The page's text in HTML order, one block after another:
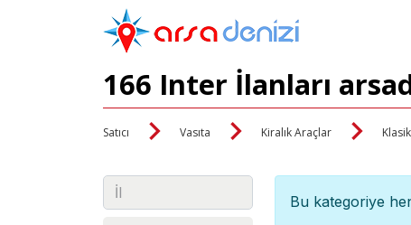
166 Inter İlanları
Satıcı Vasıta Kiralık Araçlar
Bu kategoriye